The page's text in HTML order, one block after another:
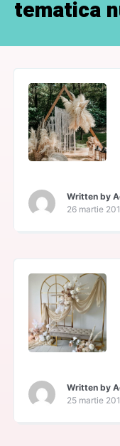
tematica
Written by
26 martie
Written by
25 martie